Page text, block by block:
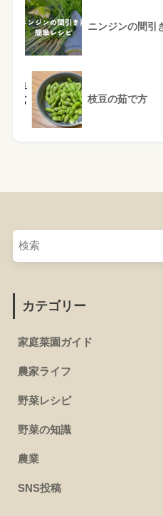
ニンジンの間引
枝豆の茹で方
カテゴリー
家庭菜園ガイド
農家ライフ
野菜レシピ
野菜の知識
農業
SNS投稿